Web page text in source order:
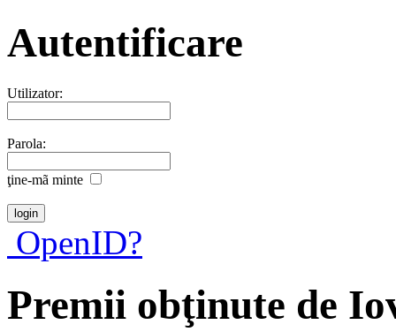
Autentificare
Utilizator:
Parola:
ţine-mã minte
OpenID?
Premii obţinute de